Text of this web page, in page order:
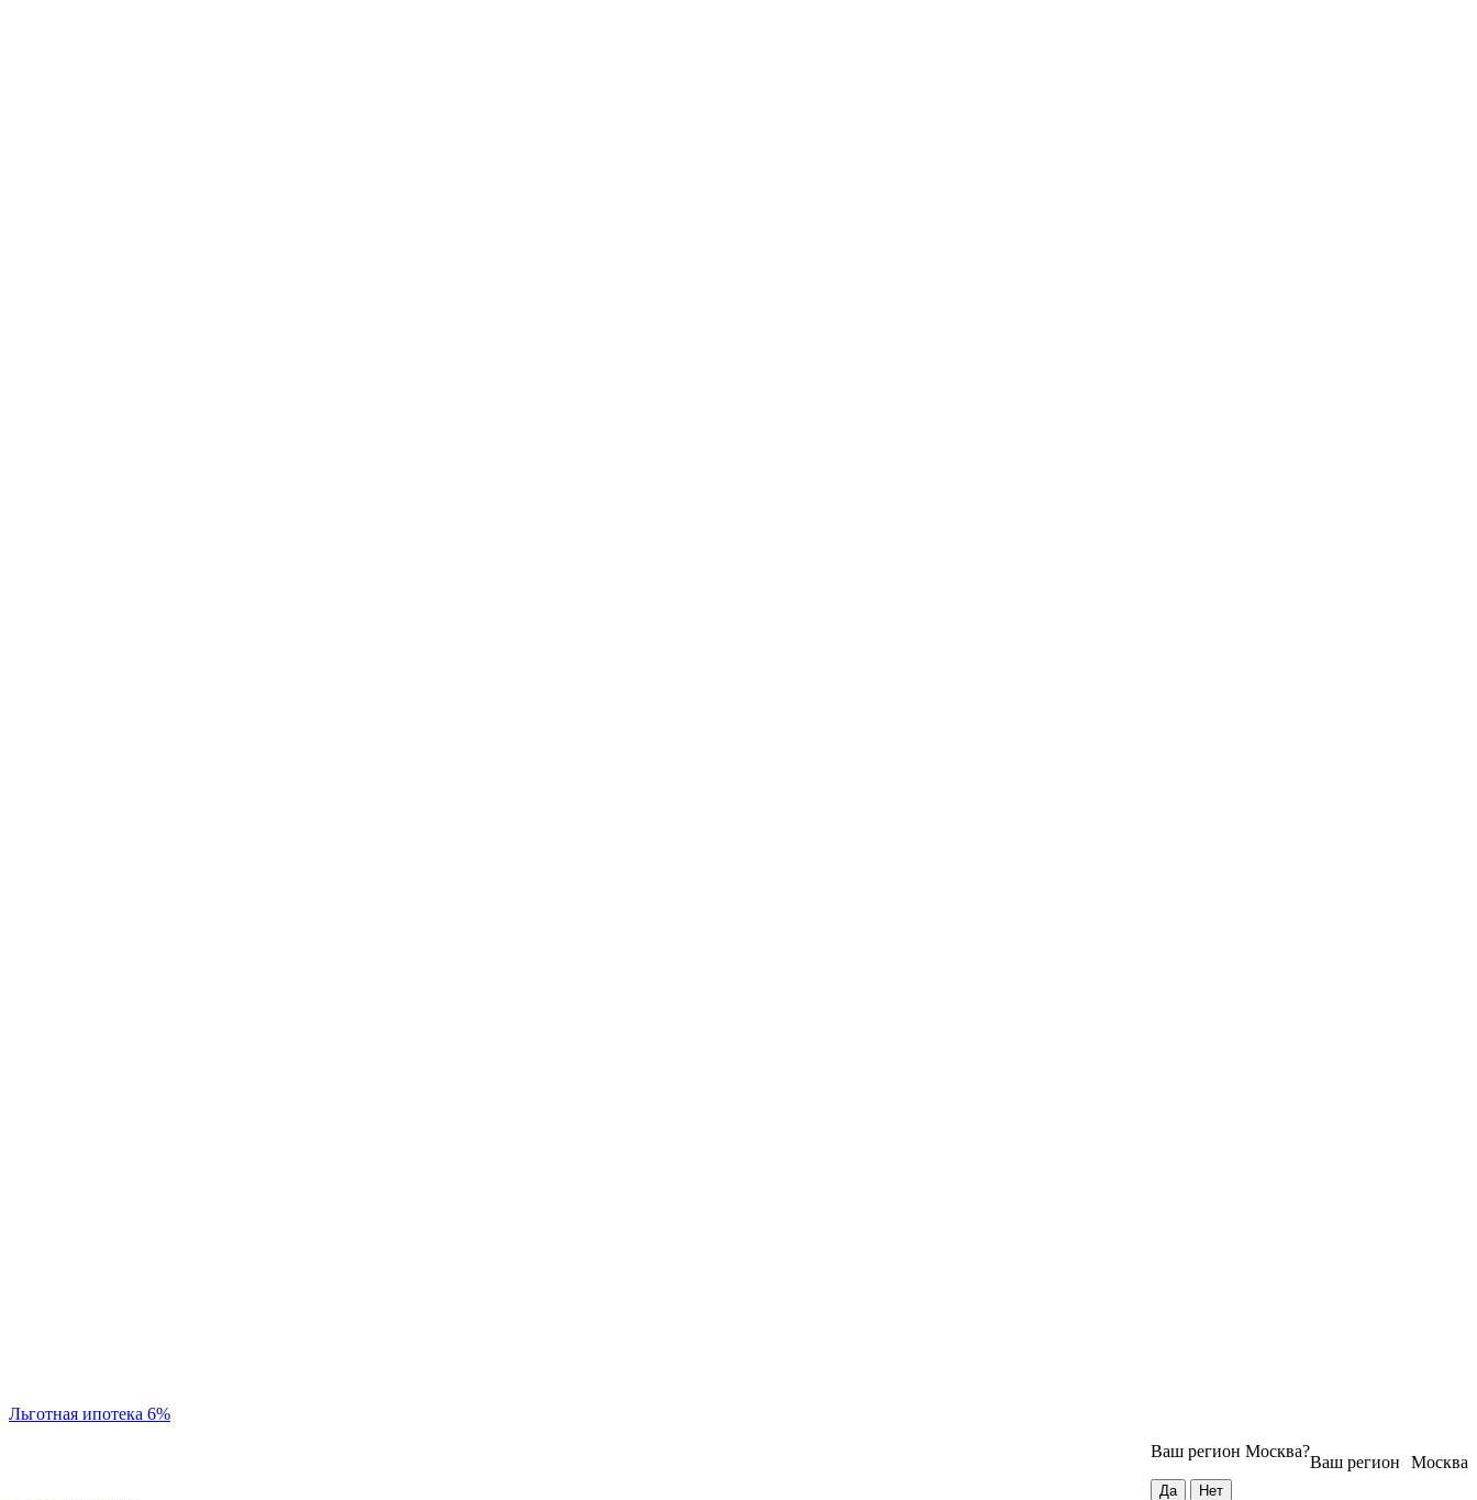
Льготная ипотека 6%
Москва
Ваш регион
Ваш регион Москва?